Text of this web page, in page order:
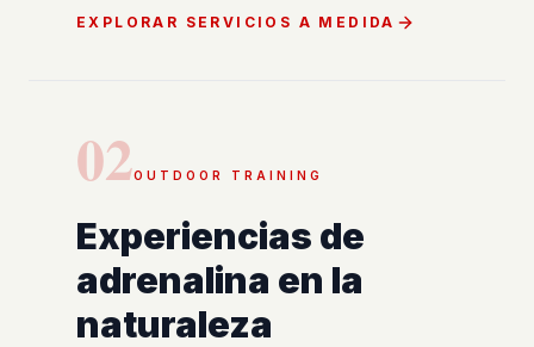
EXPLORAR SERVICIOS A MEDIDA
02OUTDOOR TRAINING
Experiencias de
adrenalina en la
naturaleza